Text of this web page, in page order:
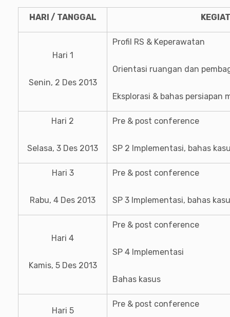
HARI / TANGGAL
Hari 1
Senin, 2 Des 2013
Profil RS & Keperawatan
Orientasi ruangan dan
Eksplorasi & bahas persiapan
Hari 2
Selasa, 3 Des 2013
Pre & post conference
SP 2 Implementasi, bahas
Hari 3
Rabu, 4 Des 2013
Pre & post conference
SP 3 Implementasi, bahas
Hari 4
Kamis, 5 Des 2013
Pre & post conference
SP 4 Implementasi
Bahas kasus
Hari 5
Pre & post conference